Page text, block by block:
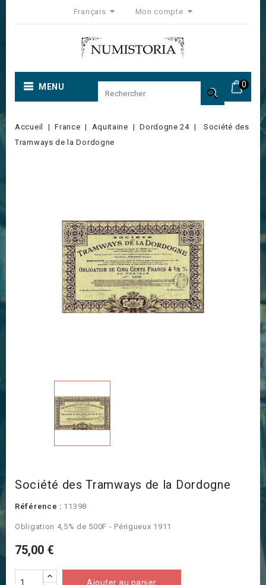
Français Mon compte
0
MENU 
Accueil France Aquitaine Dordogne 24
Société des
Tramways de la Dordogne
Société des Tramways de la Dordogne
Référence : 11398
Obligation 4,5% de 500F - Périgueux 1911
75,00 €
Ajouter au panier